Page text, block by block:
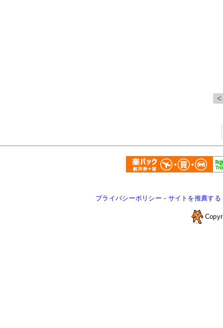
プライバシーポリシー - サイトを推薦する